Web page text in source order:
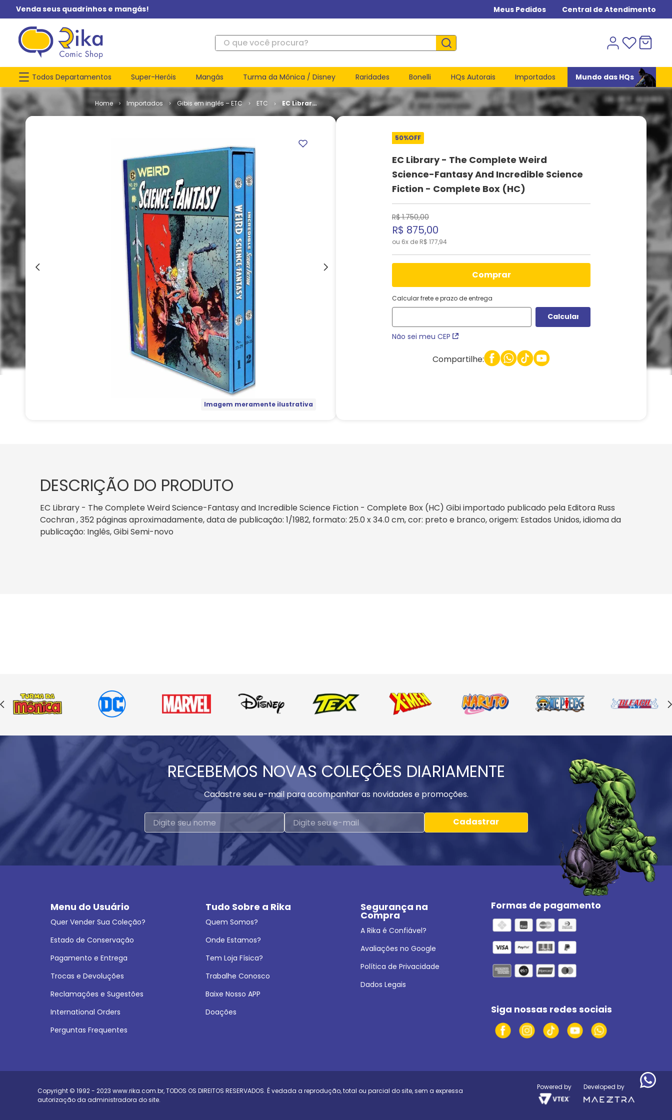
Venda seus quadrinhos e mangás! Meus Pedidos Central de Atendimento
O que você procura?
Todos Departamentos Super-Heróis Mangás Turma da Mônica / Disney Raridades Bonelli HQs Autorais Importados Mundo das HQs
Importados Gibis em inglês – ETC ETC
EC Library
- The
Science-
Fantasy
Imagem meramente ilustrativa
50%OFF
EC Library - The Complete Weird
Science-Fantasy And Incredible Science
Fiction - Complete Box (HC)
R$ 1.750,00
R$ 875,00
ou 6x de R$ 177,94
comprar
Calcular frete e prazo de entrega
Não sei meu CEP
Compartilhe:
DESCRIÇÃO DO PRODUTO
EC Library - The Complete Weird Science-Fantasy and Incredible Science Fiction - Complete Box (HC) Gibi importado publicado pela Editora Russ
Cochran , 352 páginas aproximadamente, data de publicação: 1/1982, formato: 25.0 x 34.0 cm, cor: preto e branco, origem: Estados Unidos, idioma da
publicação: Inglês, Gibi Semi-novo
RECEBEMOS NOVAS COLEÇÕES DIARIAMENTE
Cadastre seu e-mail para acompanhar as novidades e promoções.
Cadastrar
Menu do Usuário
Quer Vender Sua Coleção?
Estado de Conservação
Pagamento e Entrega
Trocas e Devoluções
Reclamações e Sugestões
International Orders
Perguntas Frequentes
Tudo Sobre a Rika
Quem Somos?
Onde Estamos?
Tem Loja Física?
Trabalhe Conosco
Baixe Nosso APP
Doações
Segurança na
Compra
A Rika é Confiável?
Avaliações no Google
Política de Privacidade
Dados Legais
Formas de pagamento
Siga nossas redes sociais
Copyright © 1992 - 2023 www.rika.com.br, TODOS OS DIREITOS RESERVADOS. É vedada a reprodução, total ou parcial do site, sem a expressa
autorização da administradora do site.
Powered by Developed by